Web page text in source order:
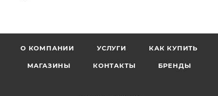
О КОМПАНИИ УСЛУГИ КАК КУПИТЬ
МАГАЗИНЫ КОНТАКТЫ БРЕНДЫ